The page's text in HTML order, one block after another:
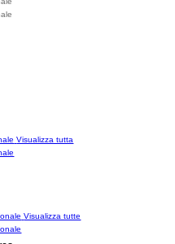
Visualizza tutta
Visualizza tutte